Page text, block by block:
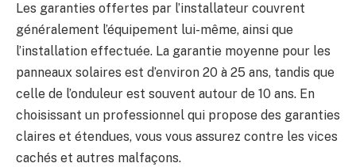
Les garanties offertes par l’installateur couvrent
généralement l’équipement lui-même, ainsi que
l’installation effectuée. La garantie moyenne pour les
panneaux solaires est d’environ 20 à 25 ans, tandis que
celle de l’onduleur est souvent autour de 10 ans. En
choisissant un professionnel qui propose des garanties
claires et étendues, vous vous assurez contre les vices
cachés et autres malfaçons.